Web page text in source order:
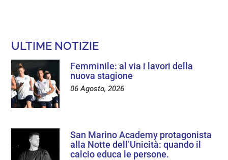
ULTIME NOTIZIE
Femminile: al via i lavori della
nuova stagione
06 Agosto, 2026
San Marino Academy protagonista
alla Notte dell’Unicità: quando il
calcio educa le persone.